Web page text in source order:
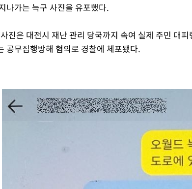
나가는 늑구 사진을 유포했다.
진은 대전시 재난 관리 당국까지 속여 실제 주민 대
공무집행방해 혐의로 경찰에 체포됐다.